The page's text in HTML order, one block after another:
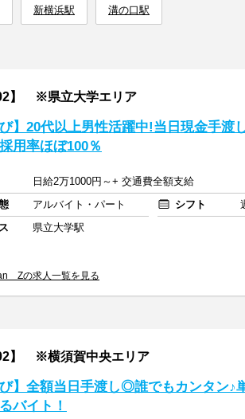
新横浜駅 溝の口駅
】 ※県立大学エリア
び】20代以上男性活躍中!当日現金手
用率ほぼ100％
日給2万1000円～+ 交通費全額支給
アルバイト・パート シフト
県立大学駅
Zの求人一覧を見る
】 ※横須賀中央エリア
び】全額当日手渡し◎誰でもカンタン
バイト！